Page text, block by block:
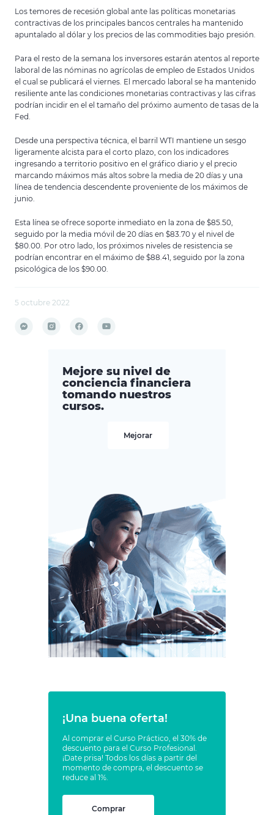
Los temores de recesión global ante las políticas monetarias
contractivas de los principales bancos centrales ha mantenido
apuntalado al dólar y los precios de las commodities bajo presión.
Para el resto de la semana los inversores estarán atentos al reporte
laboral de las nóminas no agrícolas de empleo de Estados Unidos
el cual se publicará el viernes. El mercado laboral se ha mantenido
resiliente ante las condiciones monetarias contractivas y las cifras
podrían incidir en el el tamaño del próximo aumento de tasas de la
Fed.
Desde una perspectiva técnica, el barril WTI mantiene un sesgo
ligeramente alcista para el corto plazo, con los indicadores
ingresando a territorio positivo en el gráfico diario y el precio
marcando máximos más altos sobre la media de 20 días y una
línea de tendencia descendente proveniente de los máximos de
junio.
Esta línea se ofrece soporte inmediato en la zona de $85.50,
seguido por la media móvil de 20 días en $83.70 y el nivel de
$80.00. Por otro lado, los próximos niveles de resistencia se
podrían encontrar en el máximo de $88.41, seguido por la zona
psicológica de los $90.00.
5 octubre 2022
Mejore su nivel de
conciencia financiera
tomando nuestros
cursos.
Mejorar
¡Una buena oferta!
Al comprar el Curso Práctico, el 30% de
descuento para el Curso Profesional.
¡Date prisa! Todos los días a partir del
momento de compra, el descuento se
reduce al 1%.
Comprar